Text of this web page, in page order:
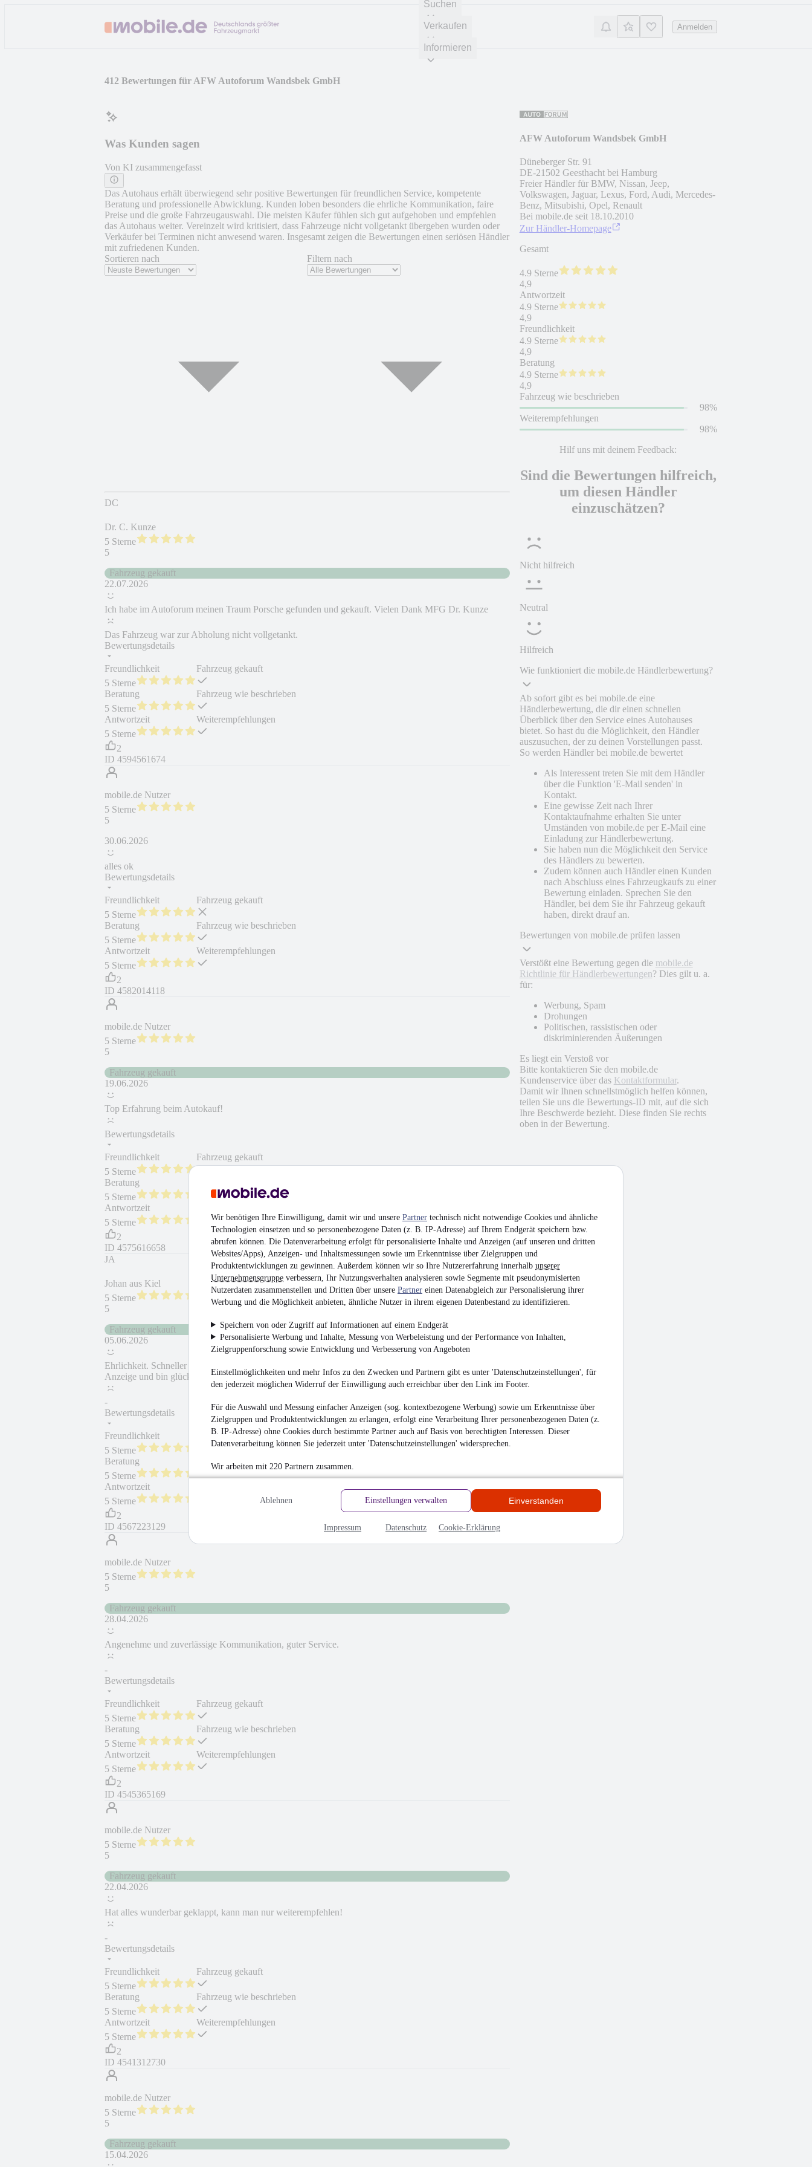
Wir benötigen Ihre Einwilligung, damit wir und unsere Partner technisch nicht notwendige Cookies und ähnliche
Technologien einsetzen und so personenbezogene Daten (z. B. IP-Adresse) auf Ihrem Endgerät speichern bzw.
abrufen können. Die Datenverarbeitung erfolgt für personalisierte Inhalte und Anzeigen (auf unseren und dritten
Websites/Apps), Anzeigen- und Inhaltsmessungen sowie um Erkenntnisse über Zielgruppen und
Produktentwicklungen zu gewinnen. Außerdem können wir so Ihre Nutzererfahrung innerhalb unserer
Unternehmensgruppe verbessern, Ihr Nutzungsverhalten analysieren sowie Segmente mit pseudonymisierten
Nutzerdaten zusammenstellen und Dritten über unsere Partner einen Datenabgleich zur Personalisierung ihrer
Werbung und die Möglichkeit anbieten, ähnliche Nutzer in ihrem eigenen Datenbestand zu identifizieren.
Speichern von oder Zugriff auf Informationen auf einem Endgerät
Personalisierte Werbung und Inhalte, Messung von Werbeleistung und der Performance von Inhalten,
Zielgruppenforschung sowie Entwicklung und Verbesserung von Angeboten
Einstellmöglichkeiten und mehr Infos zu den Zwecken und Partnern gibt es unter 'Datenschutzeinstellungen', für
den jederzeit möglichen Widerruf der Einwilligung auch erreichbar über den Link im Footer.
Für die Auswahl und Messung einfacher Anzeigen (sog. kontextbezogene Werbung) sowie um Erkenntnisse über
Zielgruppen und Produktentwicklungen zu erlangen, erfolgt eine Verarbeitung Ihrer personenbezogenen Daten (z.
B. IP-Adresse) ohne Cookies durch bestimmte Partner auch auf Basis von berechtigten Interessen. Dieser
Datenverarbeitung können Sie jederzeit unter 'Datenschutzeinstellungen' widersprechen.
Wir arbeiten mit 220 Partnern zusammen.
Ablehnen Einstellungen verwalten Einverstanden
Impressum Datenschutz Cookie-Erklärung
Suchen
Verkaufen
Informieren
Anmelden
412 Bewertungen für AFW Autoforum Wandsbek GmbH
Was Kunden sagen
Von KI zusammengefasst
Das Autohaus erhält überwiegend sehr positive Bewertungen für freundlichen Service, kompetente
Beratung und professionelle Abwicklung. Kunden loben besonders die ehrliche Kommunikation, faire
Preise und die große Fahrzeugauswahl. Die meisten Käufer fühlen sich gut aufgehoben und empfehlen
das Autohaus weiter. Vereinzelt wird kritisiert, dass Fahrzeuge nicht vollgetankt übergeben wurden oder
Verkäufer bei Terminen nicht anwesend waren. Insgesamt zeigen die Bewertungen einen seriösen Händler
mit zufriedenen Kunden.
Sortieren nach
Filtern nach
DC
Dr. C. Kunze
5 Sterne
5
Fahrzeug gekauft
22.07.2026
Ich habe im Autoforum meinen Traum Porsche gefunden und gekauft. Vielen Dank MFG Dr. Kunze
Das Fahrzeug war zur Abholung nicht vollgetankt.
Bewertungsdetails
Freundlichkeit
5 Sterne
Beratung
5 Sterne
Antwortzeit
5 Sterne
Fahrzeug gekauft
Fahrzeug wie beschrieben
Weiterempfehlungen
2
ID 4594561674
mobile.de Nutzer
5 Sterne
5
30.06.2026
alles ok
Bewertungsdetails
Freundlichkeit
5 Sterne
Beratung
5 Sterne
Antwortzeit
5 Sterne
Fahrzeug gekauft
Fahrzeug wie beschrieben
Weiterempfehlungen
2
ID 4582014118
mobile.de Nutzer
5 Sterne
5
Fahrzeug gekauft
19.06.2026
Top Erfahrung beim Autokauf!
Bewertungsdetails
Freundlichkeit
5 Sterne
Beratung
5 Sterne
Antwortzeit
5 Sterne
Fahrzeug gekauft
2
ID 4575616658
JA
Johan aus Kiel
5 Sterne
5
Fahrzeug gekauft
05.06.2026
Ehrlichkeit. Schneller Kontakt. Seriös. Kurzum: ein vernünftiger Händler. Das Auto entsprach der
Anzeige und bin glücklich es gekauft zu haben.
-
Bewertungsdetails
Freundlichkeit
5 Sterne
Beratung
5 Sterne
Antwortzeit
5 Sterne
Fahrzeug gekauft
Fahrzeug wie beschrieben
2
ID 4567223129
mobile.de Nutzer
5 Sterne
5
Fahrzeug gekauft
28.04.2026
Angenehme und zuverlässige Kommunikation, guter Service.
-
Bewertungsdetails
Freundlichkeit
5 Sterne
Beratung
5 Sterne
Antwortzeit
5 Sterne
Fahrzeug gekauft
Fahrzeug wie beschrieben
Weiterempfehlungen
2
ID 4545365169
mobile.de Nutzer
5 Sterne
5
Fahrzeug gekauft
22.04.2026
Hat alles wunderbar geklappt, kann man nur weiterempfehlen!
-
Bewertungsdetails
Freundlichkeit
5 Sterne
Beratung
5 Sterne
Antwortzeit
5 Sterne
Fahrzeug gekauft
Fahrzeug wie beschrieben
Weiterempfehlungen
2
ID 4541312730
mobile.de Nutzer
5 Sterne
5
Fahrzeug gekauft
15.04.2026
AFW Autoforum Wandsbek GmbH
Düneberger Str. 91
DE-21502 Geesthacht bei Hamburg
Freier Händler für BMW, Nissan, Jeep,
Volkswagen, Jaguar, Lexus, Ford, Audi, Mercedes-
Benz, Mitsubishi, Opel, Renault
Bei mobile.de seit 18.10.2010
Zur Händler-Homepage
Gesamt
4.9 Sterne
4,9
Antwortzeit
4.9 Sterne
4,9
Freundlichkeit
4.9 Sterne
4,9
Beratung
4.9 Sterne
4,9
Fahrzeug wie beschrieben
98%
Weiterempfehlungen
98%
Hilf uns mit deinem Feedback:
Sind die Bewertungen hilfreich,
um diesen Händler
einzuschätzen?
Nicht hilfreich
Neutral
Hilfreich
Wie funktioniert die mobile.de Händlerbewertung?
Ab sofort gibt es bei mobile.de eine
Händlerbewertung, die dir einen schnellen
Überblick über den Service eines Autohauses
bietet. So hast du die Möglichkeit, den Händler
auszusuchen, der zu deinen Vorstellungen passt.
So werden Händler bei mobile.de bewertet
Als Interessent treten Sie mit dem Händler
über die Funktion 'E-Mail senden' in
Kontakt.
Eine gewisse Zeit nach Ihrer
Kontaktaufnahme erhalten Sie unter
Umständen von mobile.de per E-Mail eine
Einladung zur Händlerbewertung.
Sie haben nun die Möglichkeit den Service
des Händlers zu bewerten.
Zudem können auch Händler einen Kunden
nach Abschluss eines Fahrzeugkaufs zu einer
Bewertung einladen. Sprechen Sie den
Händler, bei dem Sie ihr Fahrzeug gekauft
haben, direkt drauf an.
Bewertungen von mobile.de prüfen lassen
Verstößt eine Bewertung gegen die mobile.de
Richtlinie für Händlerbewertungen? Dies gilt u. a.
für:
Werbung, Spam
Drohungen
Politischen, rassistischen oder
diskriminierenden Äußerungen
Es liegt ein Verstoß vor
Bitte kontaktieren Sie den mobile.de
Kundenservice über das Kontaktformular.
Damit wir Ihnen schnellstmöglich helfen können,
teilen Sie uns die Bewertungs-ID mit, auf die sich
Ihre Beschwerde bezieht. Diese finden Sie rechts
oben in der Bewertung.